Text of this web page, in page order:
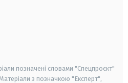
позначені словами "Спецпроєкт"
з позначкою "Експерт",